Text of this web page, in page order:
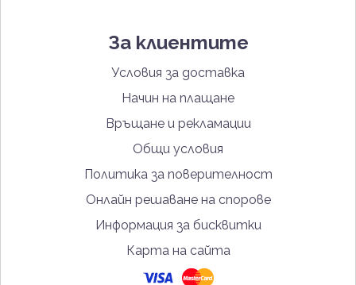
За клиентите
Условия за доставка
Начин на плащане
Връщане и рекламации
Общи условия
Политика за поверителност
Онлайн решаване на спорове
Информация за бисквитки
Карта на сайта